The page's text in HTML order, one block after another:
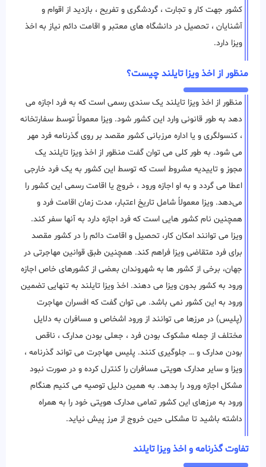
کشور جهت کار و تجارت ، گردشگری و تفریح ، بازدید از اقوام و
آشنایان ، تحصیل در دانشگاه های معتبر و اقامت دائم نیاز به اخذ
ویزا دارد.
منظور از اخذ ویزا تایلند چیست؟
منظور از اخذ ویزا تایلند یک سندی رسمی است که به فرد اجازه می
دهد به طور قانونی وارد این کشور شود. ویزا معمولاً توسط سفارتخانه
، کنسولگری و یا اداره مرزبانی کشور مقصد بر روی گذرنامه فرد مهر
می شود. به طور کلی می توان گفت منظور از اخذ ویزا تایلند یک
مجوز و تاییدیه مشروط است که توسط این کشور به یک فرد خارجی
اعطا می ‌گردد و به او اجازه ورود ، خروج یا اقامت رسمی این کشور را
می‌دهد. ویزا معمولاً شامل تاریخ اعتبار، مدت زمان اقامت فرد و
همچنین نام کشور هایی است که فرد اجازه دارد به آنها سفر کند.
ویزا می توانند امکان کار، تحصیل و اقامت دائم را در کشور مقصد
برای فرد متقاضی ویزا فراهم کند. همچنین طبق قوانین مهاجرتی در
جهان، برخی از کشور ها به شهروندان بعضی از کشورهای خاص اجازه
ورود به کشور بدون ویزا می دهند. اخذ ویزا تایلند به تنهایی تضمین
ورود به این کشور نمی باشد. می توان گفت که افسران مهاجرت
(پلیس) در مرزها می ‌توانند از ورود اشخاص و مسافران به دلایل
مختلف از جمله مشکوک بودن فرد ، جعلی بودن مدارک ، ناقص
بودن مدارک و … جلوگیری ‌کنند. پلیس مهاجرت می تواند گذرنامه ،
ویزا و سایر مدارک هویتی مسافران را کنترل کرده و در صورت نبود
مشکل اجازه ورود را بدهد. به همین دلیل توصیه می کنیم هنگام
ورود به مرزهای این کشور تمامی مدارک هویتی خود را به همراه
داشته باشید تا مشکلی حین خروج از مرز پیش نیاید.
تفاوت گذرنامه و اخذ ویزا تایلند